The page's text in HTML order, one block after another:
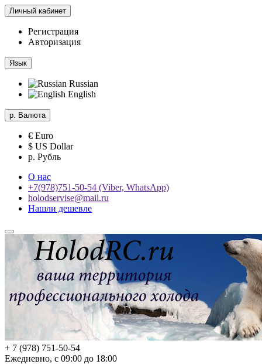
Личный кабинет
Регистрация
Авторизация
Язык
Russian
English
р. Валюта
€ Euro
$ US Dollar
р. Рубль
О нас
+7(978)751-50-54 (Viber, WhatsApp)
holodservise@mail.ru
Нашли дешевле
+ 7 (978) 751-50-54
Ежедневно, с 09:00 до 18:00